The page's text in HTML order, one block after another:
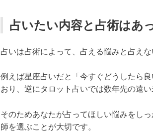
占いたい内容と占術はあ
占いは占術によって、占える悩みと占え
例えば星座占いだと「今すぐどうしたら
おり、逆にタロット占いでは数年先の遠
そのためあなたが占ってほしい悩みをし
師を選ぶことが大切です。